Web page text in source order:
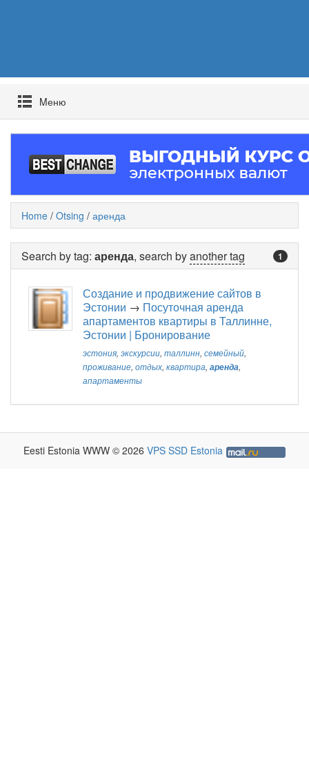
Mеню
Home / Otsing / аренда
1
Search by tag: аренда, search byanother tag
Создание и продвижение сайтов в
Эстонии → Посуточная аренда
апартаментов квартиры в Таллинне,
Эстонии | Бронирование
эстония, экскурсии, таллинн, семейный,
проживание, отдых, квартира, аренда,
апартаменты
Eesti Estonia WWW © 2026 VPS SSD Estonia